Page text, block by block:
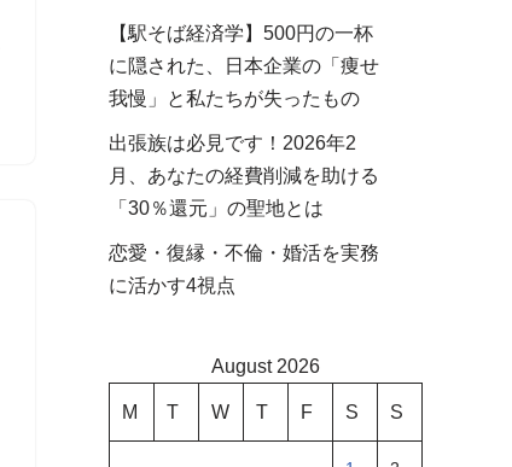
【駅そば経済学】500円の一杯
に隠された、日本企業の「痩せ
我慢」と私たちが失ったもの
出張族は必見です！2026年2
月、あなたの経費削減を助ける
「30％還元」の聖地とは
恋愛・復縁・不倫・婚活を実務
に活かす4視点
August 2026
M T W T F S S